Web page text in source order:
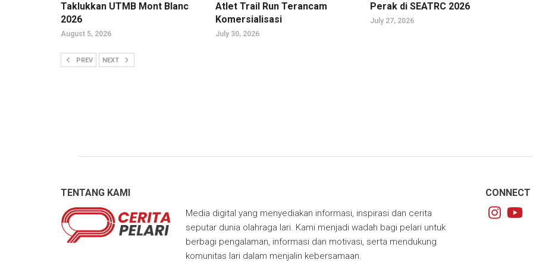
Taklukkan UTMB Mont Blanc
2026
August 5, 2026
Atlet Trail Run Terancam
Komersialisasi
July 30, 2026
Perak di SEATRC 2026
July 27, 2026
PREV NEXT
TENTANG KAMI
Media digital yang menyediakan informasi, inspirasi dan cerita
seputar dunia olahraga lari. Kami menjadi wadah bagi pelari untuk
berbagi pengalaman, informasi dan motivasi, serta mendukung
komunitas lari dalam menjalin kebersamaan.